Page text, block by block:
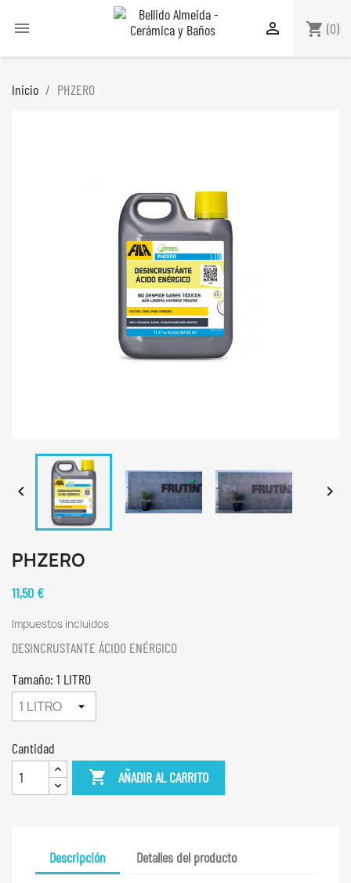
 shopping_cart (0)

Inicio PHZERO
 
PHZERO
11,50 €
Impuestos incluidos
DESINCRUSTANTE ÁCIDO ENÉRGICO
Tamaño: 1 LITRO
Cantidad
 AÑADIR AL CARRITO
Descripción Detalles del producto